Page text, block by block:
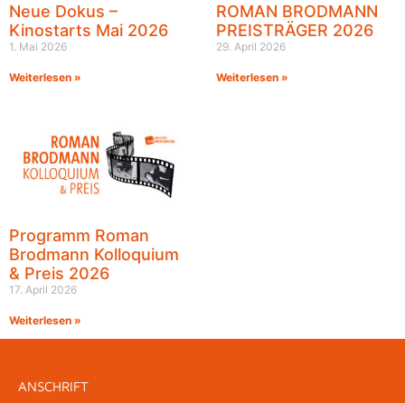
Neue Dokus –
Kinostarts Mai 2026
1. Mai 2026
Weiterlesen »
ROMAN BRODMANN
PREISTRÄGER 2026
29. April 2026
Weiterlesen »
Programm Roman
Brodmann Kolloquium
& Preis 2026
17. April 2026
Weiterlesen »
ANSCHRIFT